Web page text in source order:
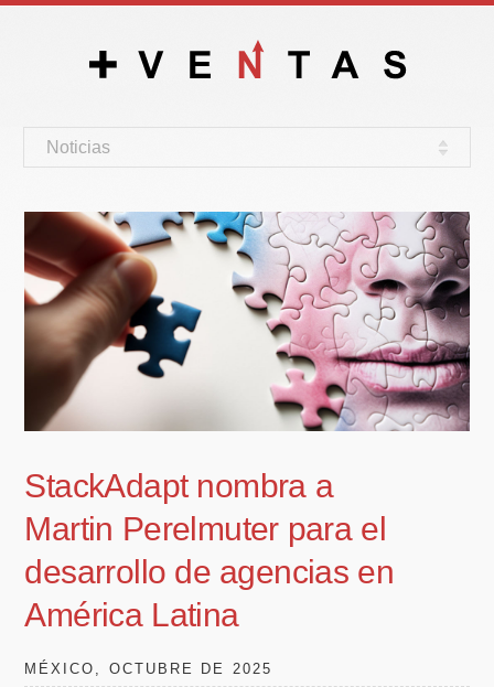
Noticias
StackAdapt nombra a
Martin Perelmuter para el
desarrollo de agencias en
América Latina
MÉXICO, OCTUBRE DE 2025